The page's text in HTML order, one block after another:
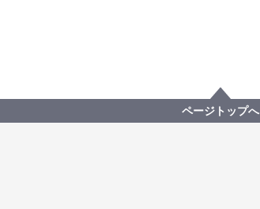
ページトップへ